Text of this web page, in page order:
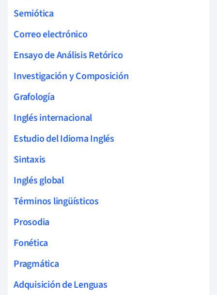
Semiótica
Correo electrónico
Ensayo de Análisis Retórico
Investigación y Composición
Grafología
Inglés internacional
Estudio del Idioma Inglés
Sintaxis
Inglés global
Términos lingüísticos
Prosodia
Fonética
Pragmática
Adquisición de Lenguas